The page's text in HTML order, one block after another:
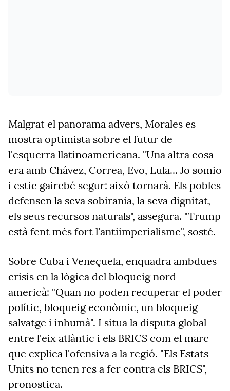
Malgrat el panorama advers, Morales es
mostra optimista sobre el futur de
l'esquerra llatinoamericana. "Una altra cosa
era amb Chávez, Correa, Evo, Lula... Jo somio
i estic gairebé segur: això tornarà. Els pobles
defensen la seva sobirania, la seva dignitat,
els seus recursos naturals", assegura. "Trump
està fent més fort l'antiimperialisme", sosté.
Sobre Cuba i Veneçuela, enquadra ambdues
crisis en la lògica del bloqueig nord-
americà: "Quan no poden recuperar el poder
polític, bloqueig econòmic, un bloqueig
salvatge i inhumà". I situa la disputa global
entre l'eix atlàntic i els BRICS com el marc
que explica l'ofensiva a la regió. "Els Estats
Units no tenen res a fer contra els BRICS",
pronostica.